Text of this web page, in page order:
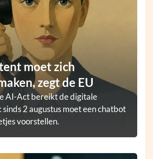
moet zich
zegt de EU
AI-Act bereikt de digitale
2 augustus moet een chatbot
voorstellen.